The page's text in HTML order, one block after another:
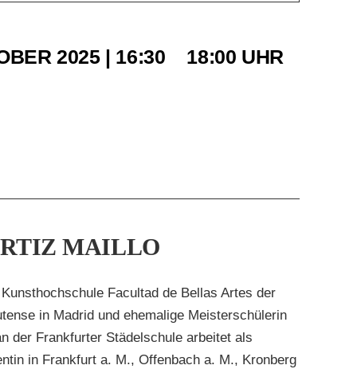
2025 | 16:30 18:00
MAILLO
Facultad de Bellas Artes der
in Madrid und ehemalige Meisterschülerin
der Frankfurter Städelschule arbeitet als
in Frankfurt a. M., Offenbach a. M., Kronberg